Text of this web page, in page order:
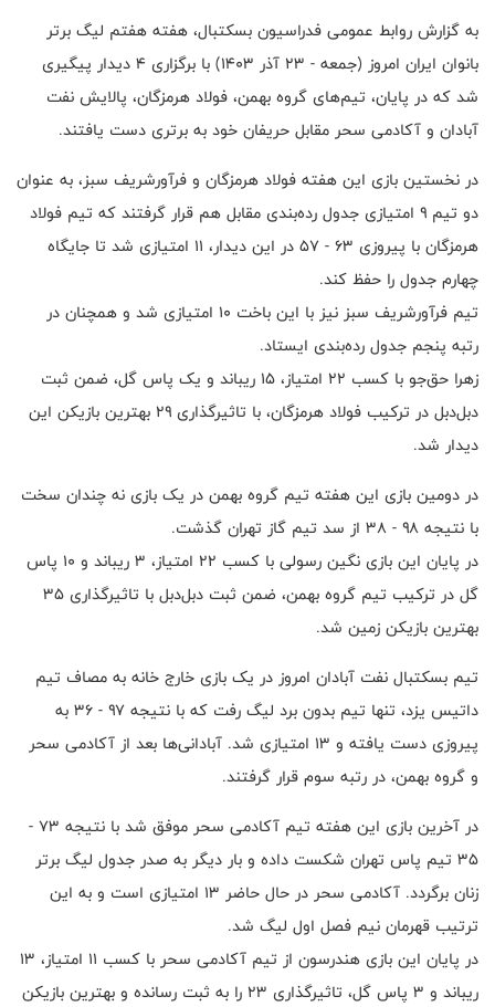
به گزارش روابط عمومی فدراسیون بسکتبال، هفته هفتم لیگ برتر
بانوان ایران امروز (جمعه - ۲۳ آذر ۱۴۰۳) با برگزاری ۴ دیدار پیگیری
شد که در پایان، تیم‌های گروه بهمن، فولاد هرمزگان، پالایش نفت
آبادان و آکادمی سحر مقابل حریفان خود به برتری دست یافتند.
در نخستین بازی این هفته فولاد هرمزگان و فرآورشریف سبز، به عنوان
دو تیم ۹ امتیازی جدول رده‌بندی مقابل هم قرار گرفتند که تیم فولاد
هرمزگان با پیروزی ۶۳ - ۵۷ در این دیدار، ۱۱ امتیازی شد تا جایگاه
چهارم جدول را حفظ کند.
تیم فرآورشریف سبز نیز با این باخت ۱۰ امتیازی شد و همچنان در
رتبه پنجم جدول رده‌بندی ایستاد.
زهرا حق‌جو با کسب ۲۲ امتیاز، ۱۵ ریباند و یک پاس گل، ضمن ثبت
دبل‌دبل در ترکیب فولاد هرمزگان، با تاثیرگذاری ۲۹ بهترین بازیکن این
دیدار شد.
در دومین بازی این هفته تیم گروه بهمن در یک بازی نه چندان سخت
با نتیجه ۹۸ - ۳۸ از سد تیم گاز تهران گذشت.
در پایان این بازی نگین رسولی با کسب ۲۲ امتیاز، ۳ ریباند و ۱۰ پاس
گل در ترکیب تیم گروه بهمن، ضمن ثبت دبل‌دبل با تاثیرگذاری ۳۵
بهترین بازیکن زمین شد.
تیم بسکتبال نفت آبادان امروز در یک بازی خارج خانه به مصاف تیم
داتیس یزد، تنها تیم بدون برد لیگ رفت که با نتیجه ۹۷ - ۳۶ به
پیروزی دست یافته و ۱۳ امتیازی شد‌. آبادانی‌ها بعد از آکادمی سحر
و گروه بهمن، در رتبه سوم قرار گرفتند.
در آخرین بازی این هفته تیم آکادمی سحر موفق شد با نتیجه ۷۳ -
۳۵ تیم پاس تهران شکست داده و بار دیگر به صدر جدول لیگ برتر
زنان برگردد. آکادمی سحر در حال حاضر ۱۳ امتیازی است و به این
ترتیب قهرمان نیم فصل اول لیگ شد.
در پایان این بازی هندرسون از تیم آکادمی سحر با کسب ۱۱ امتیاز، ۱۳
ریباند و ۳ پاس گل، تاثیرگذاری ۲۳ را به ثبت رسانده و بهترین بازیکن